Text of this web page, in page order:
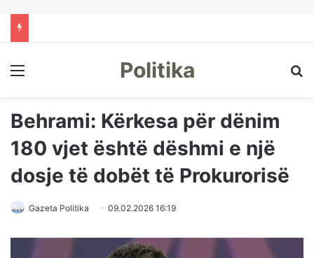
Menu Politika
Behrami: Kërkesa për dënim
180 vjet është dëshmi e një
dosje të dobët të Prokurorisë
Gazeta Politika 09.02.2026 16:19